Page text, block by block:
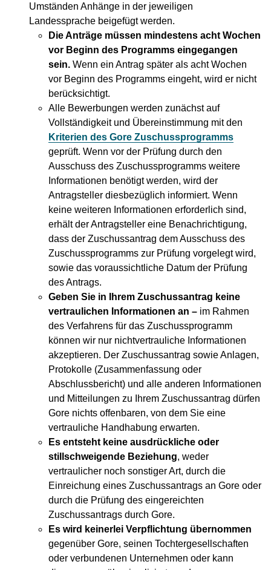
Umständen Anhänge in der jeweiligen
Landessprache beigefügt werden.
Die Anträge müssen mindestens acht Wochen
vor Beginn des Programms eingegangen
sein. Wenn ein Antrag später als acht Wochen
vor Beginn des Programms eingeht, wird er nicht
berücksichtigt.
Alle Bewerbungen werden zunächst auf
Vollständigkeit und Übereinstimmung mit den
Kriterien des Gore Zuschussprogramms
geprüft. Wenn vor der Prüfung durch den
Ausschuss des Zuschussprogramms weitere
Informationen benötigt werden, wird der
Antragsteller diesbezüglich informiert. Wenn
keine weiteren Informationen erforderlich sind,
erhält der Antragsteller eine Benachrichtigung,
dass der Zuschussantrag dem Ausschuss des
Zuschussprogramms zur Prüfung vorgelegt wird,
sowie das voraussichtliche Datum der Prüfung
des Antrags.
Geben Sie in Ihrem Zuschussantrag keine
vertraulichen Informationen an – im Rahmen
des Verfahrens für das Zuschussprogramm
können wir nur nichtvertrauliche Informationen
akzeptieren. Der Zuschussantrag sowie Anlagen,
Protokolle (Zusammenfassung oder
Abschlussbericht) und alle anderen Informationen
und Mitteilungen zu Ihrem Zuschussantrag dürfen
Gore nichts offenbaren, von dem Sie eine
vertrauliche Handhabung erwarten.
Es entsteht keine ausdrückliche oder
stillschweigende Beziehung, weder
vertraulicher noch sonstiger Art, durch die
Einreichung eines Zuschussantrags an Gore oder
durch die Prüfung des eingereichten
Zuschussantrags durch Gore.
Es wird keinerlei Verpflichtung übernommen
gegenüber Gore, seinen Tochtergesellschaften
oder verbundenen Unternehmen oder kann